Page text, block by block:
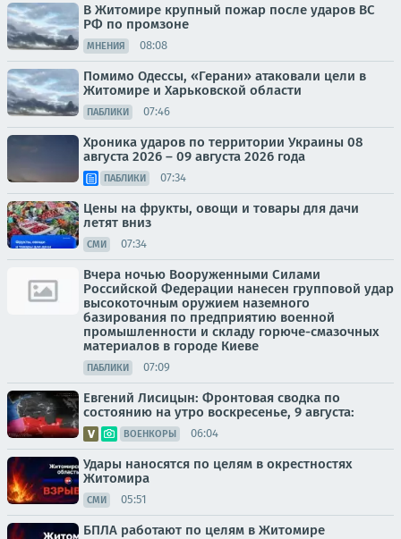
В Житомире крупный пожар после ударов ВС
РФ по промзоне
МНЕНИЯ 08:08
Помимо Одессы, «Герани» атаковали цели в
Житомире и Харьковской области
ПАБЛИКИ 07:46
Хроника ударов по территории Украины 08
августа 2026 – 09 августа 2026 года
ПАБЛИКИ 07:34
Цены на фрукты, овощи и товары для дачи
летят вниз
СМИ 07:34
Вчера ночью Вооруженными Силами
Российской Федерации нанесен групповой удар
высокоточным оружием наземного
базирования по предприятию военной
промышленности и складу горюче-смазочных
материалов в городе Киеве
ПАБЛИКИ 07:09
Евгений Лисицын: Фронтовая сводка по
состоянию на утро воскресенье, 9 августа:
ВОЕНКОРЫ 06:04
Удары наносятся по целям в окрестностях
Житомира
СМИ 05:51
БПЛА работают по целям в Житомире